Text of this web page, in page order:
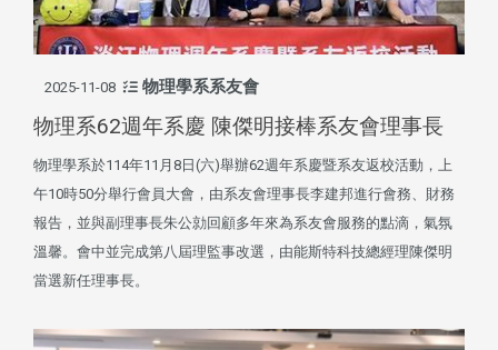
2025-11-08 物理學系系友會
物理系62週年系慶 陳傑明接棒系友會理事長
物理學系於114年11月8日(六)舉辦62週年系慶暨系友返校活動，上
午10時50分舉行會員大會，由系友會理事長李建邦進行會務、財務
報告，並與副理事長朱公勍回顧多年來為系友會服務的點滴，氣氛
溫馨。會中並完成第八屆理監事改選，由能斯特科技總經理陳傑明
當選新任理事長。